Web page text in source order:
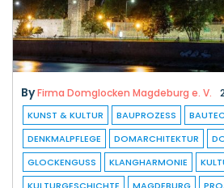
ByFirma Domglocken Magdeburg e. V.
KUNST & KULTUR BAUPROZESS
DENKMALPFLEGE
DOMARCHITEKTUR
GLOCKENGUSS
KLANGHARMONIE
KULTURGESCHICHTE
MAGDEBURG
RESONANZRÄUME
SAKRALBAU